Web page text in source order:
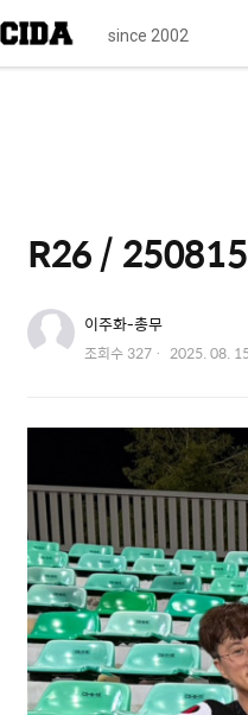
since 2002
R26 / 250815
유저 이미지이주화-총무
조회수 327
작
2025. 08.